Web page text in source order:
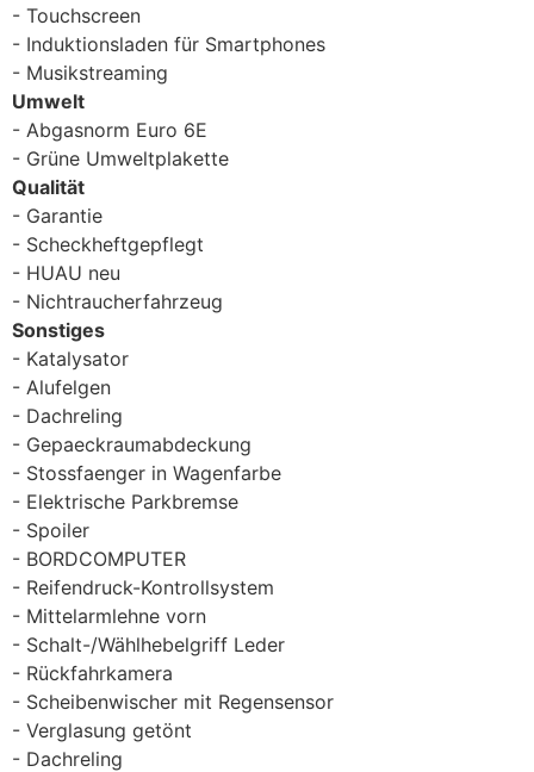
Touchscreen
Induktionsladen für Smartphones
Musikstreaming
Umwelt
Abgasnorm Euro 6E
Grüne Umweltplakette
Qualität
Garantie
Scheckheftgepflegt
HUAU neu
Nichtraucherfahrzeug
Sonstiges
Katalysator
Alufelgen
Dachreling
Gepaeckraumabdeckung
Stossfaenger in Wagenfarbe
Elektrische Parkbremse
Spoiler
BORDCOMPUTER
Reifendruck-Kontrollsystem
Mittelarmlehne vorn
Schalt-/Wählhebelgriff Leder
Rückfahrkamera
Scheibenwischer mit Regensensor
Verglasung getönt
Dachreling